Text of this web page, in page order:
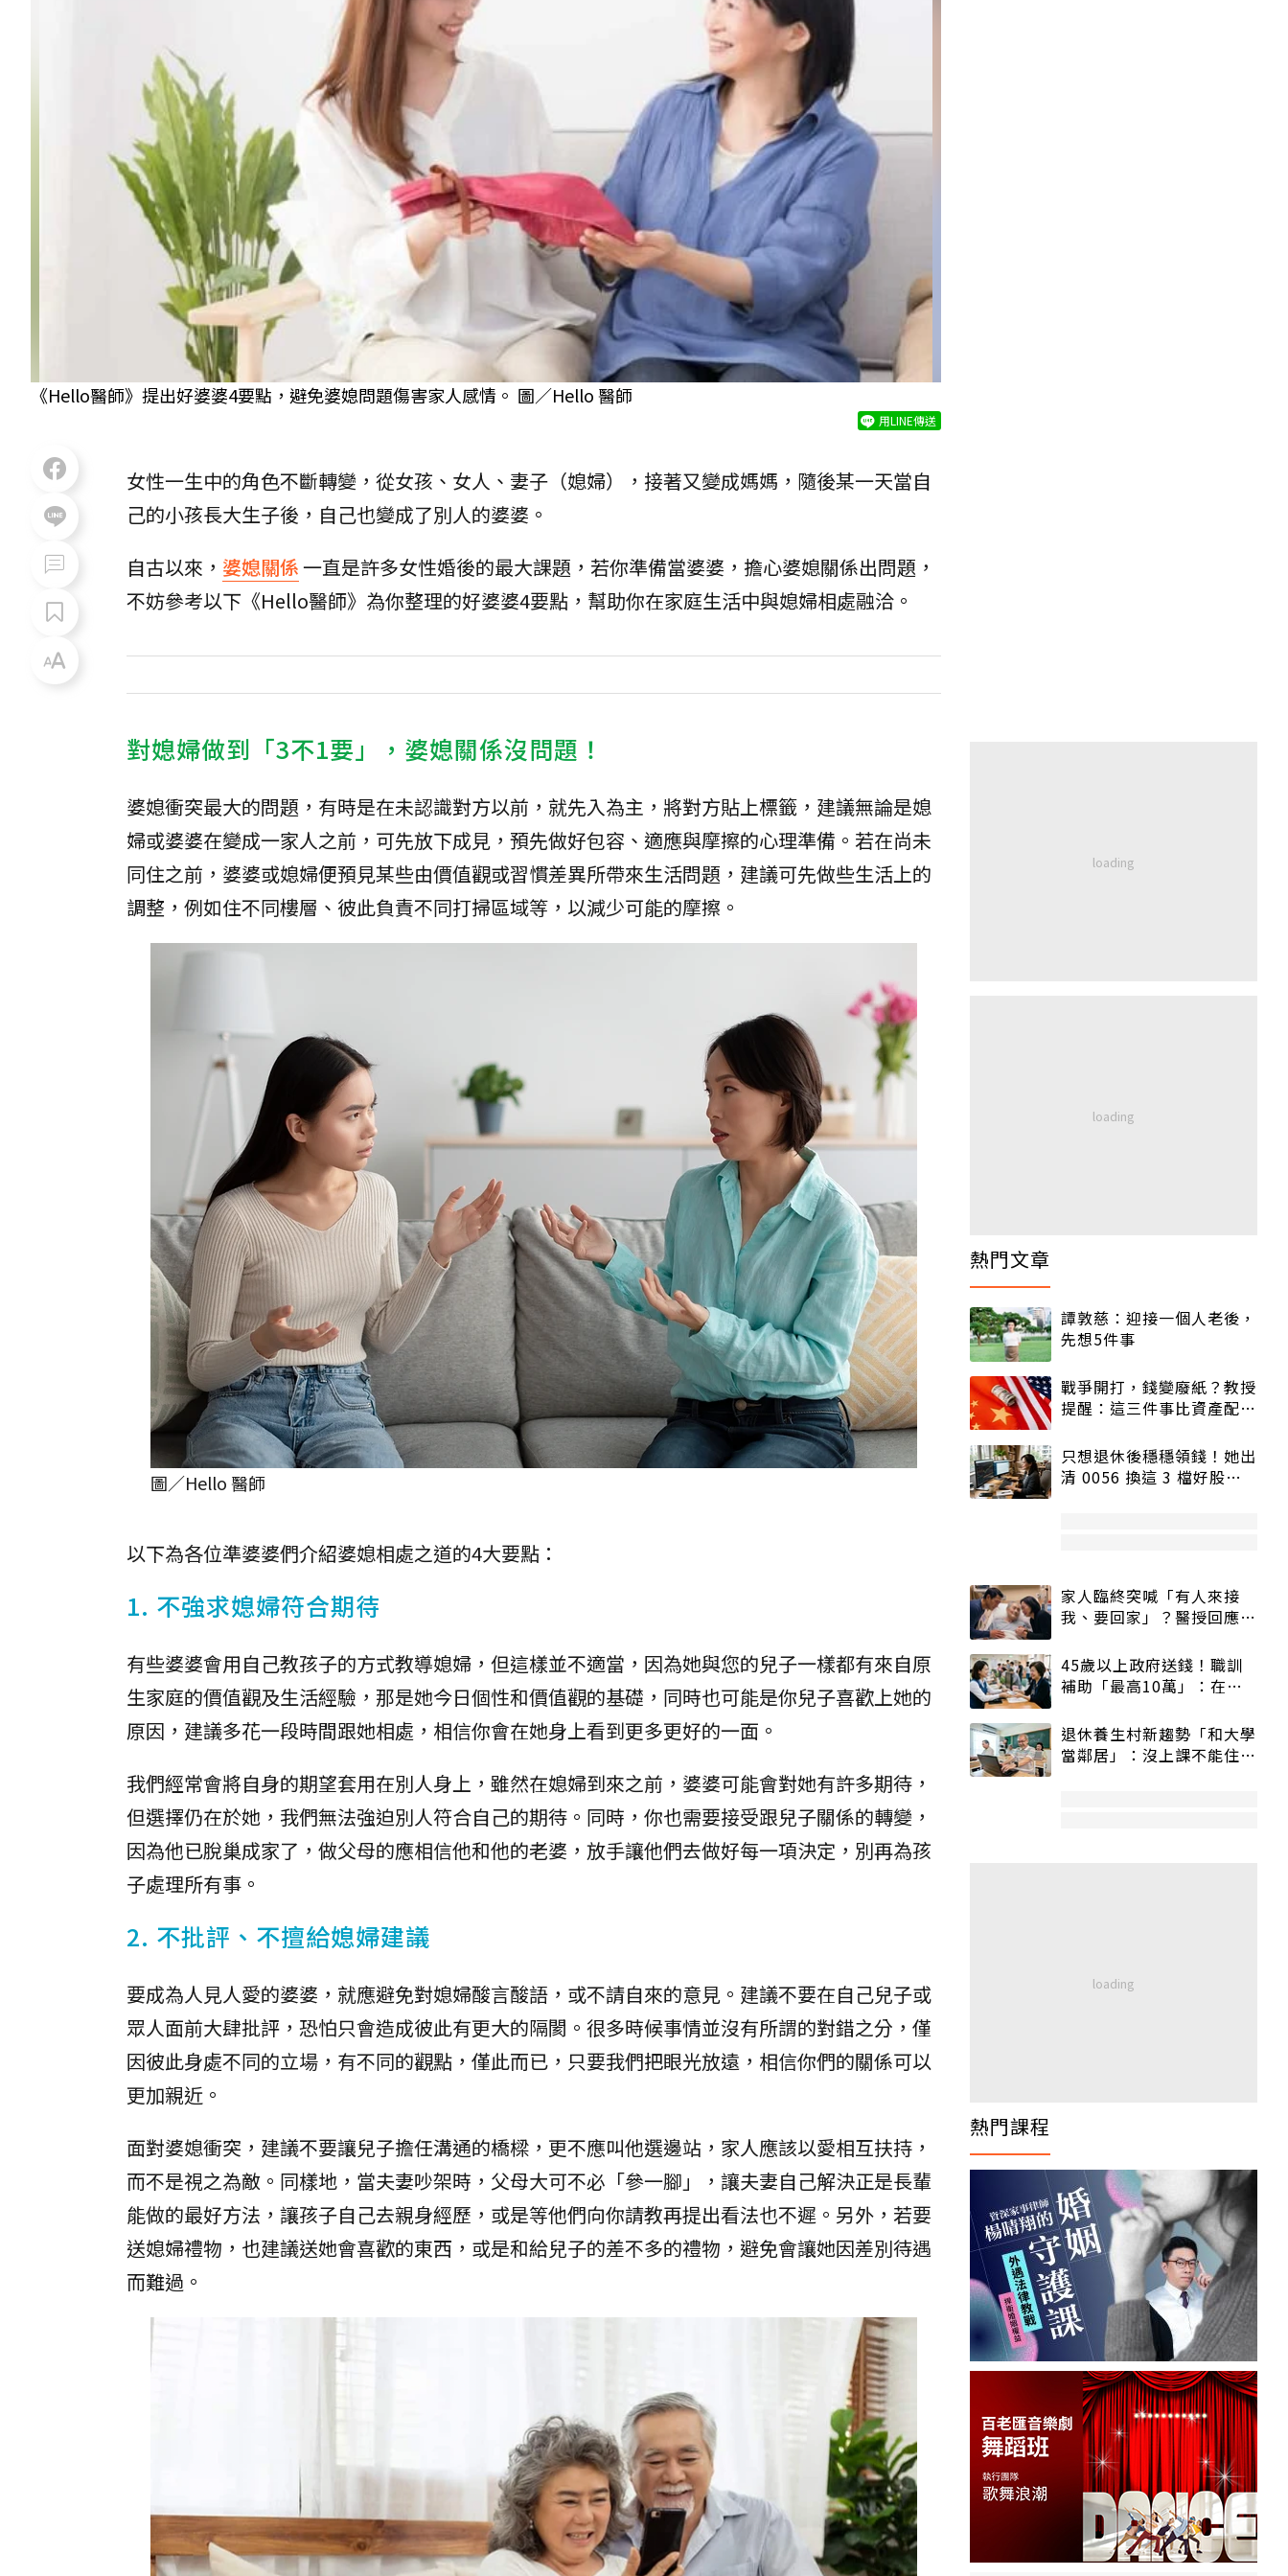
《Hello醫師》提出好婆婆4要點，避免婆媳問題傷害家人感情。 圖／Hello 醫師
用LINE傳送
女性一生中的角色不斷轉變，從女孩、女人、妻子（媳婦），接著又變成媽媽，隨後某一天當自
己的小孩長大生子後，自己也變成了別人的婆婆。
自古以來， 婆媳關係一直是許多女性婚後的最大課題，若你準備當婆婆，擔心婆媳關係出問題，
不妨參考以下《Hello醫師》為你整理的好婆婆4要點，幫助你在家庭生活中與媳婦相處融洽。
對媳婦做到「3不1要」，婆媳關係沒問題！
婆媳衝突最大的問題，有時是在未認識對方以前，就先入為主，將對方貼上標籤，建議無論是媳
婦或婆婆在變成一家人之前，可先放下成見，預先做好包容、適應與摩擦的心理準備。若在尚未
同住之前，婆婆或媳婦便預見某些由價值觀或習慣差異所帶來生活問題，建議可先做些生活上的
調整，例如住不同樓層、彼此負責不同打掃區域等，以減少可能的摩擦。
圖／Hello 醫師
以下為各位準婆婆們介紹婆媳相處之道的4大要點：
1. 不強求媳婦符合期待
有些婆婆會用自己教孩子的方式教導媳婦，但這樣並不適當，因為她與您的兒子一樣都有來自原
生家庭的價值觀及生活經驗，那是她今日個性和價值觀的基礎，同時也可能是你兒子喜歡上她的
原因，建議多花一段時間跟她相處，相信你會在她身上看到更多更好的一面。
我們經常會將自身的期望套用在別人身上，雖然在媳婦到來之前，婆婆可能會對她有許多期待，
但選擇仍在於她，我們無法強迫別人符合自己的期待。同時，你也需要接受跟兒子關係的轉變，
因為他已脫巢成家了，做父母的應相信他和他的老婆，放手讓他們去做好每一項決定，別再為孩
子處理所有事。
2. 不批評、不擅給媳婦建議
要成為人見人愛的婆婆，就應避免對媳婦酸言酸語，或不請自來的意見。建議不要在自己兒子或
眾人面前大肆批評，恐怕只會造成彼此有更大的隔閡。很多時候事情並沒有所謂的對錯之分，僅
因彼此身處不同的立場，有不同的觀點，僅此而已，只要我們把眼光放遠，相信你們的關係可以
更加親近。
面對婆媳衝突，建議不要讓兒子擔任溝通的橋樑，更不應叫他選邊站，家人應該以愛相互扶持，
而不是視之為敵。同樣地，當夫妻吵架時，父母大可不必「參一腳」，讓夫妻自己解決正是長輩
能做的最好方法，讓孩子自己去親身經歷，或是等他們向你請教再提出看法也不遲。另外，若要
送媳婦禮物，也建議送她會喜歡的東西，或是和給兒子的差不多的禮物，避免會讓她因差別待遇
而難過。
熱門文章
譚敦慈：迎接一個人老後，
先想5件事
戰爭開打，錢變廢紙？教授
提醒：這三件事比資產配置
只想退休後穩穩領錢！她出
清 0056 換這 3 檔好股：
家人臨終突喊「有人來接
我、要回家」？醫授回應方
45歲以上政府送錢！職訓
補助「最高10萬」：在
退休養生村新趨勢「和大學
當鄰居」：沒上課不能住、
熱門課程